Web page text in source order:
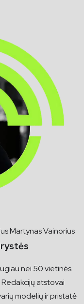
Martynas Vainorius
nei 50 vietinės
atstovai
modelių ir pristatė